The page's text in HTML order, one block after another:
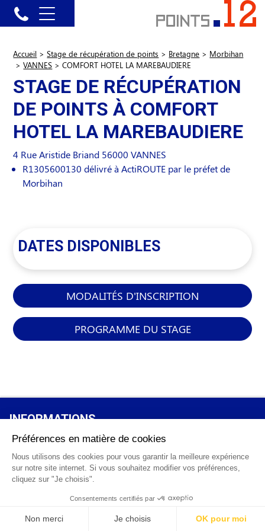
Accueil > Stage de récupération de points > Bretagne > Morbihan
> VANNES > COMFORT HOTEL LA MAREBAUDIERE
STAGE DE RÉCUPÉRATION
DE POINTS À COMFORT
HOTEL LA MAREBAUDIERE
4 Rue Aristide Briand 56000 VANNES
R1305600130 délivré à ActiROUTE par le préfet de
Morbihan
DATES DISPONIBLES
MODALITÉS D'INSCRIPTION
PROGRAMME DU STAGE
INFORMATIONS
GÉNÉRALES
Qui sommes-nous ?
FAQ
CGV
Mentions légales
0 820 25 02 38
info@points12.fr